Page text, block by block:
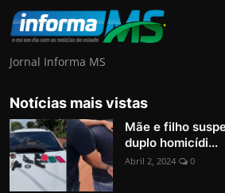
Jornal Informa MS
Notícias mais vistas
Mãe e filho
duplo homicídi...
Abril 2, 2024 0